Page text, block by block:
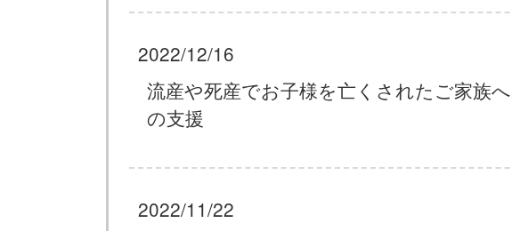
2022/12/16
流産や死産でお子様を亡くされたご家族へ
の支援
2022/11/22